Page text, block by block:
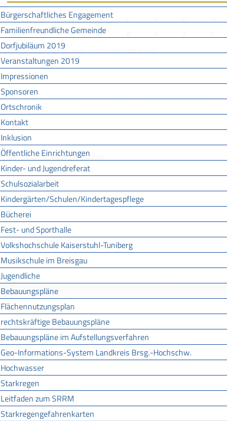
Bürgerschaftliches Engagement
Familienfreundliche Gemeinde
Dorfjubiläum 2019
Veranstaltungen 2019
Impressionen
Sponsoren
Ortschronik
Kontakt
Inklusion
Öffentliche Einrichtungen
Kinder- und Jugendreferat
Schulsozialarbeit
Kindergärten/Schulen/Kindertagespflege
Bücherei
Fest- und Sporthalle
Volkshochschule Kaiserstuhl-Tuniberg
Musikschule im Breisgau
Jugendliche
Bebauungspläne
Flächennutzungsplan
rechtskräftige Bebauungspläne
Bebauungspläne im Aufstellungsverfahren
Geo-Informations-System Landkreis Brsg.-Hochschw.
Hochwasser
Starkregen
Leitfaden zum SRRM
Starkregengefahrenkarten
A B C D E F G H
N
O P Q
GRUNDSICHERUNG (BEHINDERUNG)
Leistungen
Grundsicherung im Alter und bei Erwerbsminderung beantragen
Bürgergeld beantragen
Organisationseinheiten
Sozialamt
Impressum